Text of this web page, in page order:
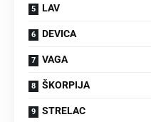
LAV
DEVICA
VAGA
ŠKORPIJA
STRELAC